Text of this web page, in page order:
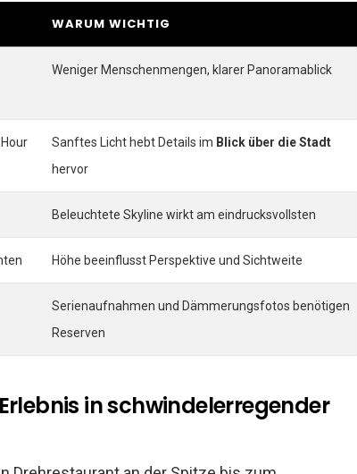
WARUM WICHTIG
Weniger Menschenmengen, klarer Panoramablick
Sanftes Licht hebt Details im Blick über die Stadt
hervor
Beleuchtete Skyline wirkt am eindrucksvollsten
Höhe beeinflusst Perspektive und Sichtweite
Serienaufnahmen und Dämmerungsfotos benötigen
Reserven
in schwindelerregender